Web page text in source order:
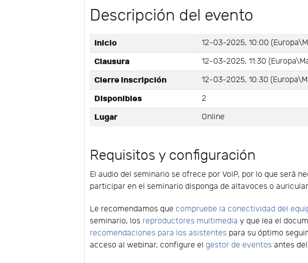
Descripción del evento
Inicio 12-03-2025, 10:00
Clausura 12-03-2025, 11:30
Cierre inscripción 12-03-2025, 10:30
Disponibles 2
Lugar Online
Requisitos y configuración
El audio del seminario se ofrece por VoIP, por lo que será
participar en el seminario disponga de altavoces o
Le recomendamos que compruebe la conectividad del
seminario, los reproductores multimedia y que lea el
recomendaciones para los asistentes para su óptimo
acceso al webinar, configure el gestor de eventos antes